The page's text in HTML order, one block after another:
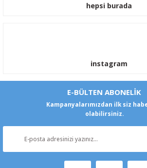
hepsi burada
instagram
E-BÜLTEN ABONELİK
Kampanyalarımızdan ilk siz
olabilirsiniz.